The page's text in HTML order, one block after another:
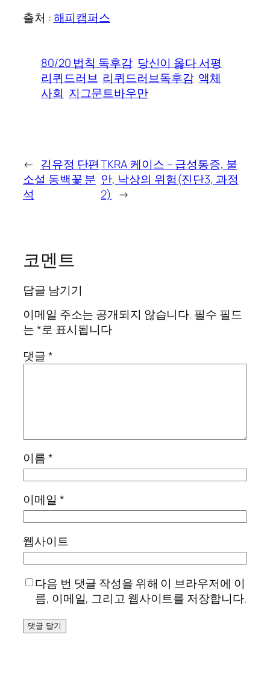
출처 :해피캠퍼스
80/20 법칙 독후감 당신이 옳다 서평
리퀴드러브 리퀴드러브독후감 액체
사회 지그문트바우만
← 김유정 단편
소설 동백꽃 분
석
TKRA 케이스 – 급성통증, 불
안, 낙상의 위험(진단3, 과정
2) →
코멘트
답글 남기기
이메일 주소는 공개되지 않습니다. 필수 필드
는*로 표시됩니다
댓글*
이름*
이메일 *
웹사이트
다음 번 댓글 작성을 위해 이 브라우저에 이
름, 이메일, 그리고 웹사이트를 저장합니다.